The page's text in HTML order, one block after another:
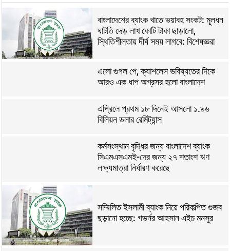
বাংলাদেশের ব্যাংক খাতে ভয়াবহ সংকট: মূলধন
ঘাটতি দেড় লাখ কোটি টাকা ছাড়ালো,
স্থিতিশীলতায় দীর্ঘ সময় লাগবে: বিশেষজ্ঞরা
এলো গুগল পে, ক্যাশলেস ভবিষ্যতের দিকে
আরও এক ধাপ অগ্রসর হলো বাংলাদেশ
এপ্রিলে প্রথম ১৮ দিনেই আসলো ১.৯৬
বিলিয়ন ডলার রেমিট্যান্স
কর্মসংস্থান বৃদ্ধির জন্য বাংলাদেশ ব্যাংক
সিএমএসএমই-দের জন্য ২৭ শতাংশ ঋণ
লক্ষ্যমাত্রা নির্ধারণ করেছে
সম্মিলিত ইসলামী ব্যাংক নিয়ে পরিকল্পিত গুজব
ছড়ানো হচ্ছে: গভর্নর আহসান এইচ মনসুর